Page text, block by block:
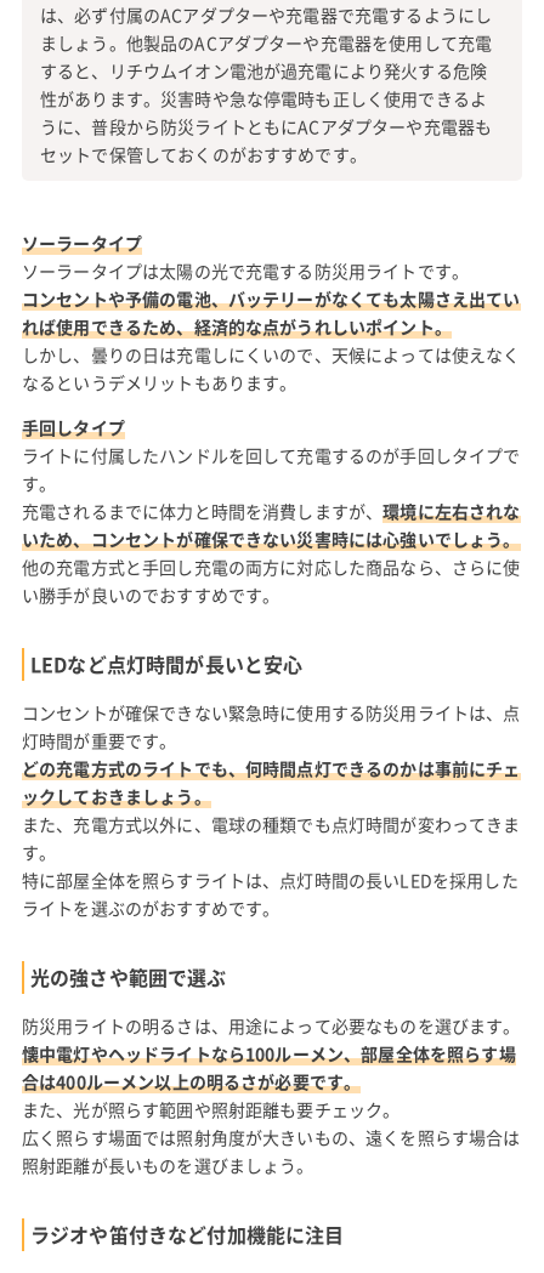
は、必ず付属のACアダプターや充電器で充電するようにし
ましょう。他製品のACアダプターや充電器を使用して充電
すると、リチウムイオン電池が過充電により発火する危険
性があります。災害時や急な停電時も正しく使用できるよ
うに、普段から防災ライトともにACアダプターや充電器も
セットで保管しておくのがおすすめです。
ソーラータイプ
ソーラータイプは太陽の光で充電する防災用ライトです。
コンセントや予備の電池、バッテリーがなくても太陽さえ出てい
れば使用できるため、経済的な点がうれしいポイント。
しかし、曇りの日は充電しにくいので、天候によっては使えなく
なるというデメリットもあります。
手回しタイプ
ライトに付属したハンドルを回して充電するのが手回しタイプで
す。
充電されるまでに体力と時間を消費しますが、環境に左右されな
いため、コンセントが確保できない災害時には心強いでしょう。
他の充電方式と手回し充電の両方に対応した商品なら、さらに使
い勝手が良いのでおすすめです。
LEDなど点灯時間が長いと安心
コンセントが確保できない緊急時に使用する防災用ライトは、点
灯時間が重要です。
どの充電方式のライトでも、何時間点灯できるのかは事前にチェ
ックしておきましょう。
また、充電方式以外に、電球の種類でも点灯時間が変わってきま
す。
特に部屋全体を照らすライトは、点灯時間の長いLEDを採用した
ライトを選ぶのがおすすめです。
光の強さや範囲で選ぶ
防災用ライトの明るさは、用途によって必要なものを選びます。
懐中電灯やヘッドライトなら100ルーメン、部屋全体を照らす場
合は400ルーメン以上の明るさが必要です。
また、光が照らす範囲や照射距離も要チェック。
広く照らす場面では照射角度が大きいもの、遠くを照らす場合は
照射距離が長いものを選びましょう。
ラジオや笛付きなど付加機能に注目